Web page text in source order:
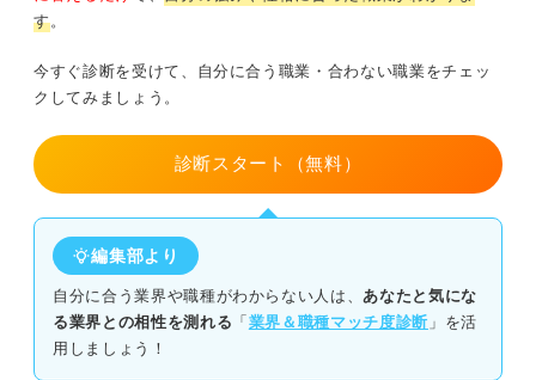
す。
今すぐ診断を受けて、自分に合う職業・合わない職業をチェッ
クしてみましょう。
診断スタート（無料）
編集部より
自分に合う業界や職種がわからない人は、 あなたと気にな
る業界との相性を測れる 「 業界＆職種マッチ度診断 」を活
用しましょう！
②国際ビジネスの最前線で働くことができる
③ビジネスで通用する語学力が身に付く
簡単4ステップ！ 貿易事務への熱意が伝わる志望動機の書
ステップ①なぜ貿易事務を志望したのか明らかにする
ステップ②貿易事務を志望したきっかけのエピソードを述べる
ステップ③応募先の企業を選んだ理由を述べる